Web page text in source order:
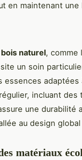
en maintenant une
bois naturel, comme
un soin
essences adaptées
incluant des
une durabilité
au design
matériaux